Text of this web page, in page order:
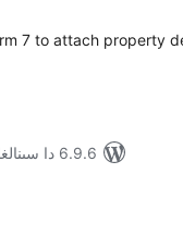
7 to attach property
6.9.6 دا سىنالغان